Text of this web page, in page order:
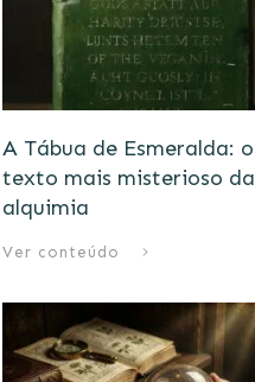
A Tábua de Esmeralda: o
texto mais misterioso da
alquimia
Ver conteúdo